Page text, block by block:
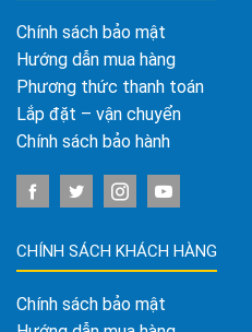
Chính sách bảo mật
Hướng dẫn mua hàng
Phương thức thanh toán
Lắp đặt – vận chuyển
Chính sách bảo hành
CHÍNH SÁCH KHÁCH HÀNG
Chính sách bảo mật